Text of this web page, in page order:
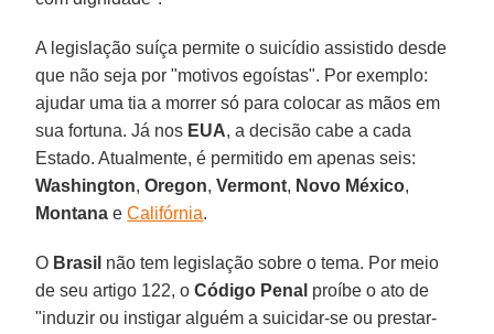
A legislação suíça permite o suicídio assistido desde
que não seja por "motivos egoístas". Por exemplo:
ajudar uma tia a morrer só para colocar as mãos em
sua fortuna. Já nos EUA, a decisão cabe a cada
Estado. Atualmente, é permitido em apenas seis:
Washington,Oregon,Vermont, Novo México,
Montana eCalifórnia.
O Brasil não tem legislação sobre o tema. Por meio
de seu artigo 122, oCódigo Penal proíbe o ato de
"induzir ou instigar alguém a suicidar-se ou prestar-